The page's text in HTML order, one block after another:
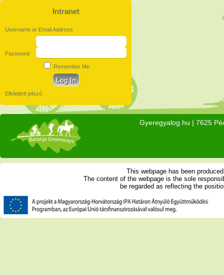
Intranet
Username or Email Address
Password
Remember Me
Elfelejtett jelszó
Gyeregyalog.hu | 7625
This webpage has been
The content of the webpage is the sole
be regarded as reflecting the